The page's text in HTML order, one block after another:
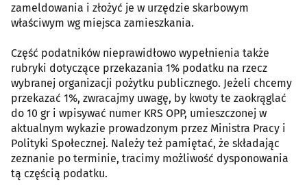
zameldowania i złożyć je w urzędzie skarbowym
właściwym wg miejsca zamieszkania.
Część podatników nieprawidłowo wypełnienia także
rubryki dotyczące przekazania 1% podatku na rzecz
wybranej organizacji pożytku publicznego. Jeżeli chcemy
przekazać 1%, zwracajmy uwagę, by kwoty te zaokrąglać
do 10 gr i wpisywać numer KRS OPP, umieszczonej w
aktualnym wykazie prowadzonym przez Ministra Pracy i
Polityki Społecznej. Należy też pamiętać, że składając
zeznanie po terminie, tracimy możliwość dysponowania
tą częścią podatku.